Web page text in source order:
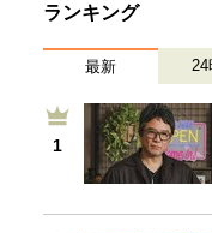
ランキング
最新 24
1